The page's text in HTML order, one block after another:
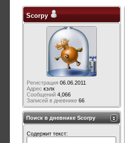
Scorpy
Регистрация 06.06.2011
Адрес кэлх
Сообщений 4,066
Записей в дневнике 66
Поиск в дневнике Scorpy
Содержит текст: